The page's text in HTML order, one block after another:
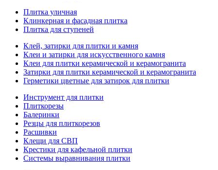
Плитка уличная
Клинкерная и фасадная плитка
Плитка для ступеней
Клей, затирки для плитки и камня
Клеи и затирки для искусственного камня
Клеи для плитки керамической и керамогранита
Затирки для плитки керамической и керамогранита
Герметики цветные для затирок для плитки
Инструмент для плитки
Плиткорезы
Балеринки
Резцы для плиткорезов
Расшивки
Клещи для СВП
Крестики для кафельной плитки
Системы выравнивания плитки